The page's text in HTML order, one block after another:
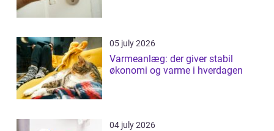
05 july 2026
Varmeanlæg: der giver stabil
økonomi og varme i hverdagen
04 july 2026